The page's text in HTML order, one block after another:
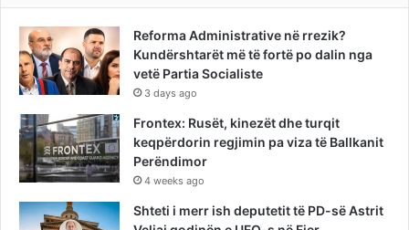
Reforma Administrative në rrezik?
Kundërshtarët më të fortë po dalin nga
vetë Partia Socialiste
3 days ago
Frontex: Rusët, kinezët dhe turqit
keqpërdorin regjimin pa viza të Ballkanit
Perëndimor
4 weeks ago
Shteti i merr ish deputetit të PD-së Astrit